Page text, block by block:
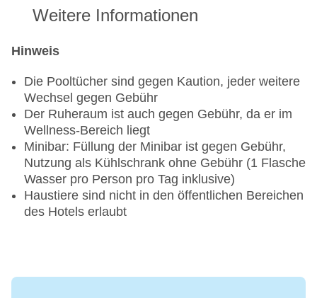
Weitere Informationen
Hinweis
Die Pooltücher sind gegen Kaution, jeder weitere
Wechsel gegen Gebühr
Der Ruheraum ist auch gegen Gebühr, da er im
Wellness-Bereich liegt
Minibar: Füllung der Minibar ist gegen Gebühr,
Nutzung als Kühlschrank ohne Gebühr (1 Flasche
Wasser pro Person pro Tag inklusive)
Haustiere sind nicht in den öffentlichen Bereichen
des Hotels erlaubt